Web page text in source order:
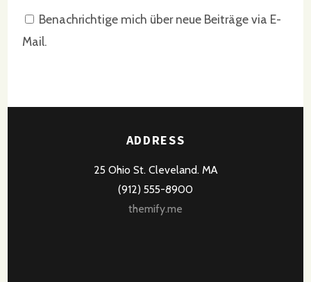
Benachrichtige mich über neue Beiträge via E-
Mail.
ADDRESS
25 Ohio St. Cleveland. MA
(912) 555-8900
themify.me